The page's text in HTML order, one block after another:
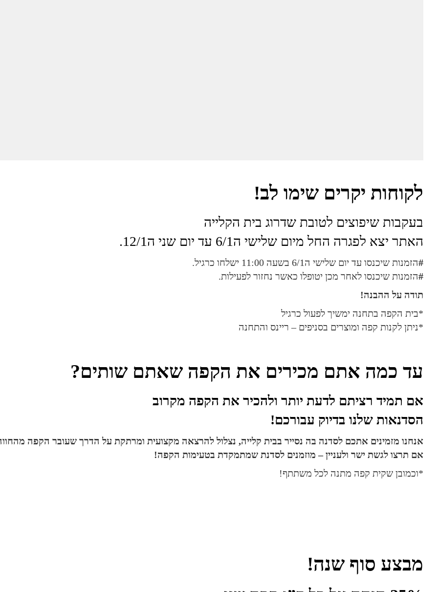
לקוחות יקרים שימו לב!
בעקבות שיפוצים לטובת שדרוג בית הקלייה
האתר יצא לפגרה החל מיום שלישי ה6/1 עד יום שני ה12/1.
#הזמנות שיכנסו עד יום שלישי ה6/1 בשעה 11:00 ישלחו כרגיל.
#הזמנות שיכנסו לאחר מכן יטופלו כאשר נחזור לפעילות.
תודה על ההבנה!
*בית הקפה בתחנה ימשיך לפעול כרגיל
*ניתן לקנות קפה ומוצרים בסניפים – ריינס והתחנה
עד כמה אתם מכירים את הקפה שאתם שותים?
אם תמיד רציתם לדעת יותר ולהכיר את הקפה מקרוב
הסדנאות שלנו בדיוק עבורכם!
אנחנו מזמינים אתכם לסדנה בה נסייר בבית קלייה, נצלול להרצאה מקצועית ומרתקת על הדרך שעובר הקפה
אם תרצו לגשת ישר ולעניין – מוזמנים לסדנת שמתמקדת בטעימות הקפה!
*וכמובן שקית קפה מתנה לכל משתתף!
מבצע סוף שנה!